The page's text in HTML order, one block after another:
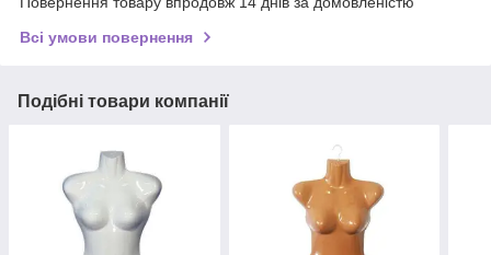
Всі умови повернення
Подібні товари компанії